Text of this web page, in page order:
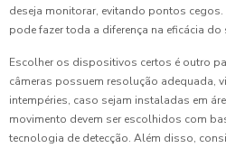
deseja monitorar, evitando pontos
pode fazer toda a diferença na eficácia do
Escolher os dispositivos certos é outro
câmeras possuem resolução adequada,
intempéries, caso sejam instaladas em
movimento devem ser escolhidos com
tecnologia de detecção. Além disso,